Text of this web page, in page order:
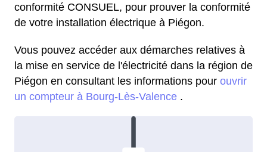
conformité CONSUEL, pour prouver la conformité
de votre installation électrique à Piégon.
Vous pouvez accéder aux démarches relatives à
la mise en service de l'électricité dans la région de
Piégon en consultant les informations pour ouvrir
un compteur à Bourg-Lès-Valence .